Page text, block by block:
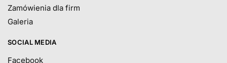
Zamówienia dla firm
Galeria
SOCIAL MEDIA
Facebook